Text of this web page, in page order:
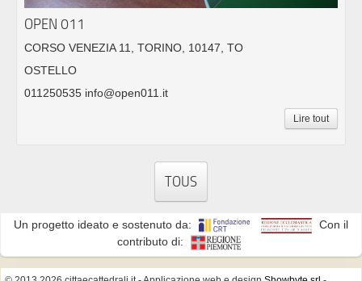
OPEN 011
CORSO VENEZIA 11, TORINO, 10147, TO
OSTELLO
011250535 info@open011.it
Lire tout
TOUS
Un progetto ideato e sostenuto da:
Con il
contributo di: